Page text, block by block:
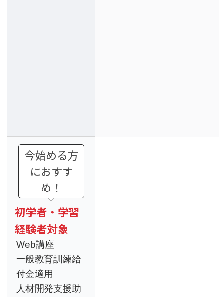
今始める方
におすす
め！
初学者・学習
経験者対象
Web講座
一般教育訓練給
付金適用
人材開発支援助